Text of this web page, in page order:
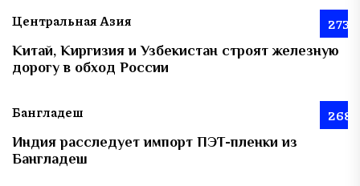
Центральная Азия 273
Китай, Киргизия и Узбекистан строят железную
дорогу в обход России
Бангладеш 268
Индия расследует импорт ПЭТ-пленки из
Бангладеш